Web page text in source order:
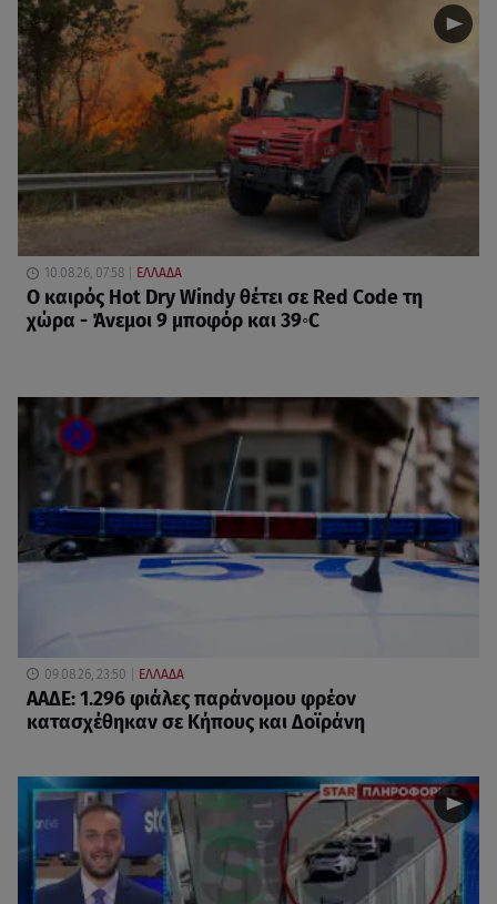
10.08.26, 07:58 ΕΛΛΑΔΑ
Ο καιρός Hot Dry Windy θέτει σε Red Code τη
χώρα - Άνεμοι 9 μποφόρ και 39◦C
09.08.26, 23:50 ΕΛΛΑΔΑ
ΑΑΔΕ: 1.296 φιάλες παράνομου φρέον
κατασχέθηκαν σε Κήπους και Δοϊράνη